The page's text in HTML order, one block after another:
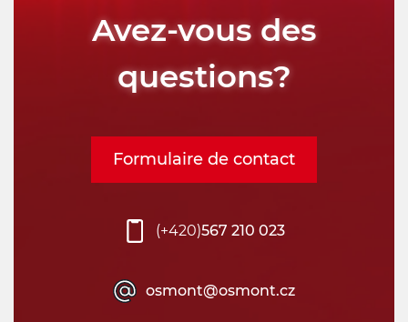
Avez-vous des
questions?
(+420)567 210 023
osmont@osmont.cz
Formulaire de contact